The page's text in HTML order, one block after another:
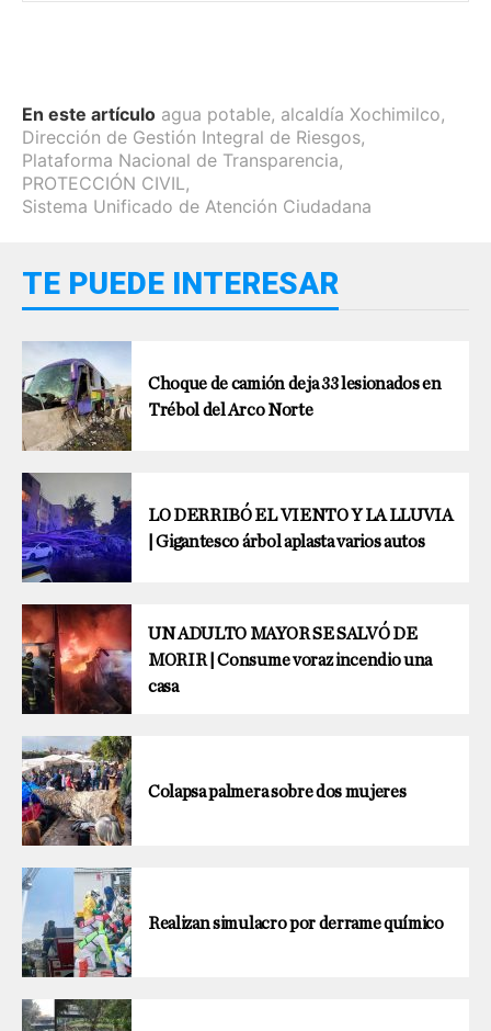
En este artículo agua potable, alcaldía Xochimilco,
Dirección de Gestión Integral de Riesgos,
Plataforma Nacional de Transparencia,
PROTECCIÓN CIVIL,
Sistema Unificado de Atención Ciudadana
TE PUEDE INTERESAR
Choque de camión deja 33 lesionados en
Trébol del Arco Norte
LO DERRIBÓ EL VIENTO Y LA LLUVIA
| Gigantesco árbol aplasta varios autos
UN ADULTO MAYOR SE SALVÓ DE
MORIR | Consume voraz incendio una
casa
Colapsa palmera sobre dos mujeres
Realizan simulacro por derrame químico